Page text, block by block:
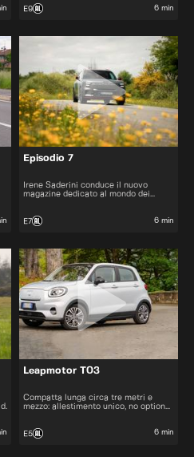
E9 6 min
Episodio 7
Irene Saderini conduce il nuovo
magazine dedicato al mondo dei
E7 6 min
Leapmotor T03
Compatta lunga circa tre metri e
mezzo: allestimento unico, no optional
E5 6 min